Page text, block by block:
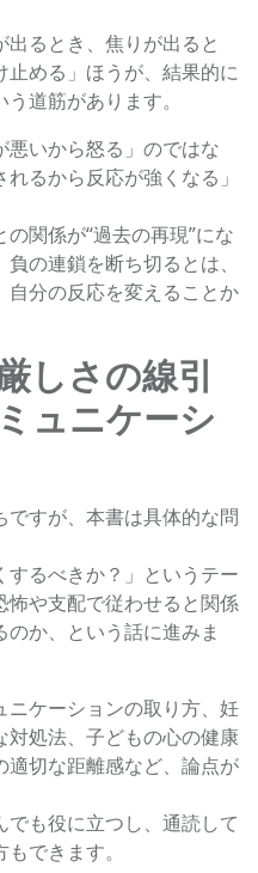
るとき、焦りが出ると
止める」ほうが、結果的に
道筋があります。
いから怒る」のではな
るから反応が強くなる」
関係が“過去の再現”にな
の連鎖を断ち切るとは、
分の反応を変えることか
しさの線引
ュニケーシ
すが、本書は具体的な問
るべきか？」というテー
怖や支配で従わせると関係
か、という話に進みま
ニケーションの取り方、妊
処法、子どもの心の健康
切な距離感など、論点が
でも役に立つし、通読して
できます。